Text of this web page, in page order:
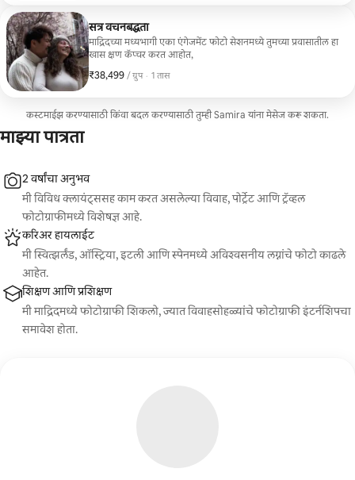
सत्र वचनबद्धता
माद्रिदच्या मध्यभागी एका एंगेजमेंट फोटो सेशनमध्ये तुमच्या प्रवासातील हा
खास क्षण कॅप्चर करत आहोत,
₹38,499 / ग्रुप
₹38,499, प्रति ग्रुप
, · 1 तास
कस्टमाईझ करण्यासाठी किंवा बदल करण्यासाठी तुम्ही Samira यांना मेसेज करू शकता.
माझ्या पात्रता
2 वर्षांचा अनुभव
मी विविध क्लायंट्ससह काम करत असलेल्या विवाह, पोर्ट्रेट आणि ट्रॅव्हल
फोटोग्राफीमध्ये विशेषज्ञ आहे.
करिअर हायलाईट
मी स्वित्झर्लंड, ऑस्ट्रिया, इटली आणि स्पेनमध्ये अविश्वसनीय लग्नांचे फोटो काढले
आहेत.
शिक्षण आणि प्रशिक्षण
मी माद्रिदमध्ये फोटोग्राफी शिकलो, ज्यात विवाहसोहळ्यांचे फोटोग्राफी इंटर्नशिपचा
समावेश होता.